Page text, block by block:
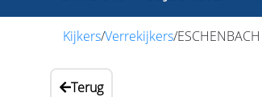
Kijkers/Verrekijkers/
Terug